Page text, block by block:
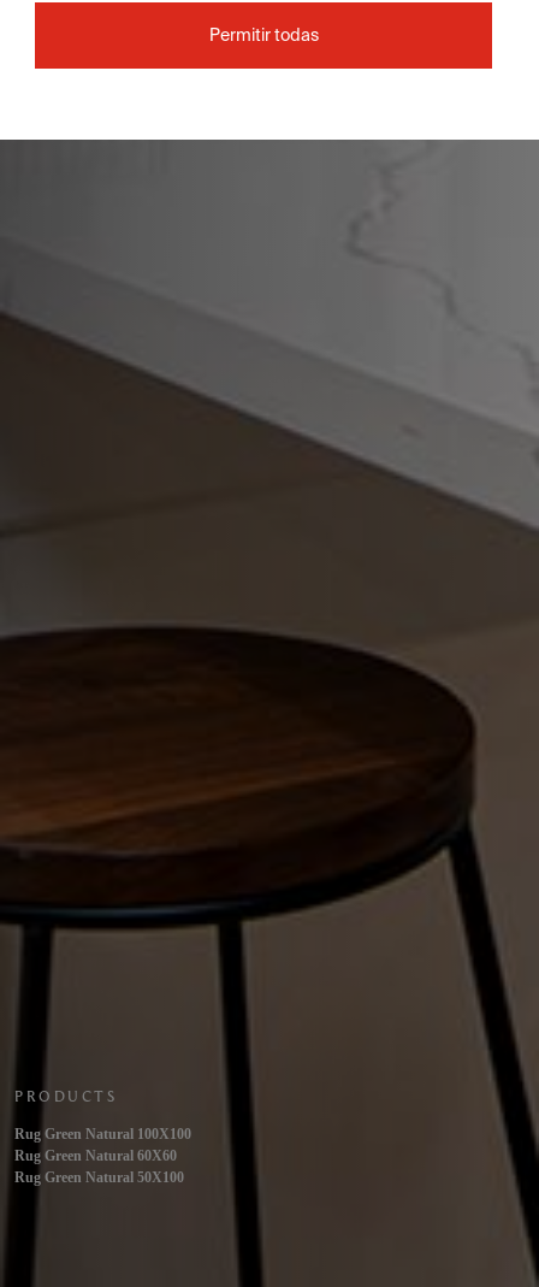
PRODUCTS
Rug Green Natural 100X100
Rug Green Natural 60X60
Rug Green Natural 50X100
Permitir todas